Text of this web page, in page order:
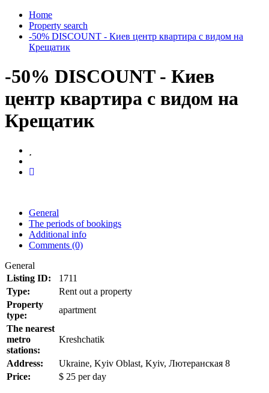
Home
Property search
-50% DISCOUNT - Киев центр квартира с видом на
Крещатик
-50% DISCOUNT - Киев
центр квартира с видом на
Крещатик
General
The periods of bookings
Additional info
Comments (0)
General
Listing ID:
1711
Type:
Rent out a property
Property
type:
apartment
The nearest
metro
stations:
Kreshchatik
Address:
Ukraine, Kyiv Oblast, Kyiv, Лютеранская 8
Price:
$ 25 per day